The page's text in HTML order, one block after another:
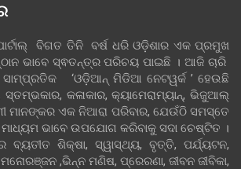
ବିଗତ ତିନି ବର୍ଷ ଧରି ଓଡ଼ିଶାର ଏକ ପ୍ରମୁଖ
ଭାବେ ସ୍ଵତନ୍ତ୍ର ପରିଚୟ ପାଇଛି । ଆଜି ଚାରି
ସାମ୍ପ୍ରତିକ ‘ଓଡ଼ିଆନ୍‍ ମିଡିଆ ନେଟୱର୍କ ’ ହେଉଛି
ସ୍ତମ୍ଭକାର, କଳାକାର, କ୍ୟାମେରାମ୍ୟାନ୍, ଭିଜୁଆଲ୍
ମାନଙ୍କର ଏକ ନିଆରା ପରିବାର, ଯେଉଁଠି ସମସ୍ତେ
ଭାବେ ଉପଯୋଗ କରିବାକୁ ସଦା ଚେଷ୍ଟିତ ।
ଶିକ୍ଷା, ସ୍ୱାସ୍ଥ୍ୟ, ବୃତ୍ତି, ପର୍ଯ୍ୟଟନ,
ମନୋରଞ୍ଜନ ,ଭିନ୍ନ ମଣିଷ, ପ୍ରେରଣା, ଜୀବନ ଜୀବିକା,